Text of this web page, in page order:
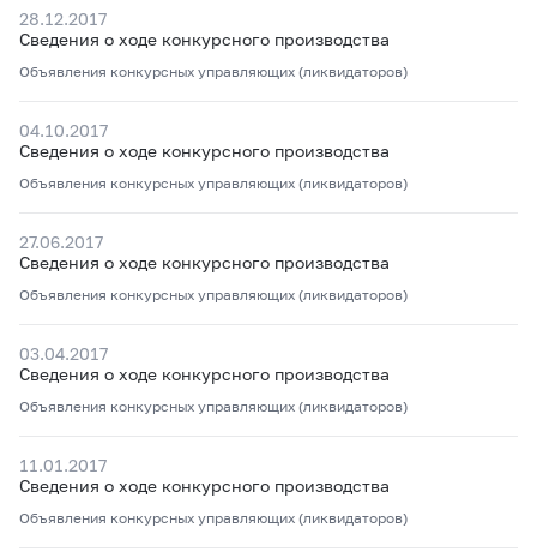
28.12.2017
Сведения о ходе конкурсного производства
Объявления конкурсных управляющих (ликвидаторов)
04.10.2017
Сведения о ходе конкурсного производства
Объявления конкурсных управляющих (ликвидаторов)
27.06.2017
Сведения о ходе конкурсного производства
Объявления конкурсных управляющих (ликвидаторов)
03.04.2017
Сведения о ходе конкурсного производства
Объявления конкурсных управляющих (ликвидаторов)
11.01.2017
Сведения о ходе конкурсного производства
Объявления конкурсных управляющих (ликвидаторов)